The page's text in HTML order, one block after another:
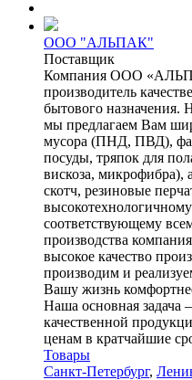
ООО "АЛЬПАК"
Поставщик
Компания ООО
производитель
бытового назначения.
мы предлагаем Вам
мусора (ПНД, ПВД),
посуды, тряпок для
вискоза, микрофибра),
скотч, резиновые
соответствующему
производства
высокое качество
производим и
Вашу жизнь
Наша основная задача
качественной
ценам в кратчайшие
Товары
Санкт-Петербург,